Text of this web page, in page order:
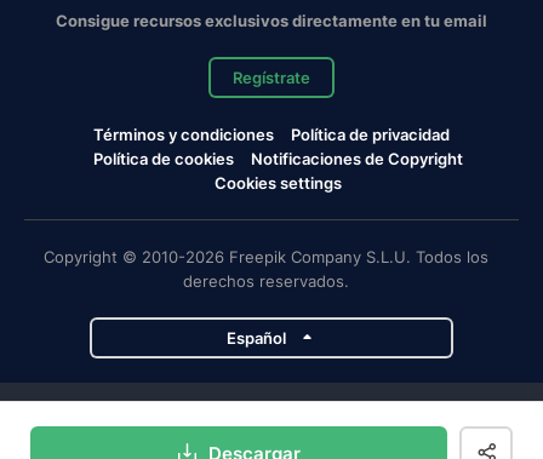
Descargar
Consigue recursos exclusivos directamente en tu email
Regístrate
Términos y condiciones
Política de privacidad
Política de cookies
Notificaciones de Copyright
Cookies settings
Copyright © 2010-2026 Freepik Company S.L.U. Todos los
derechos reservados.
Español